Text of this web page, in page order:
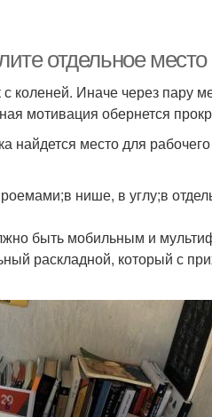
отдельное место
коленей. Иначе через пару
мотивация обернется
место для
нише, в углу;в
быть мобильным и
раскладной, который с